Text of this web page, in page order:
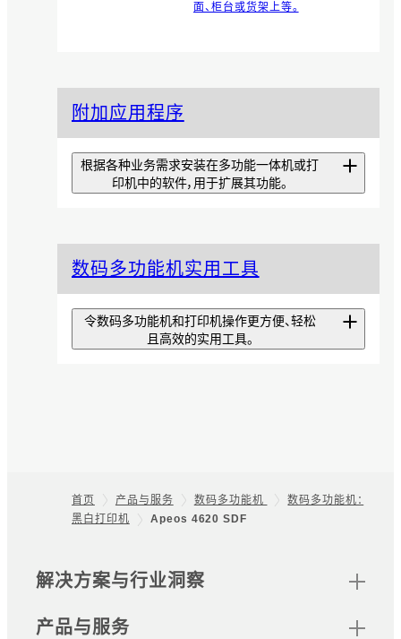
面、柜台或货架上等。
附加应用程序
根据各种业务需求安装在多功能一体机或打
印机中的软件，用于扩展其功能。
扫描专递精简版
从可优化扫描效率的工具
EzeScan Pro中仅提取基本功
能，让安装和操作更简单的应用程
序。
无纸化传真专递
存在文件夹中、转发和排序的应用
程序。
数码多功能机实用工具
令数码多功能机和打印机操作更方便、轻松
且高效的实用工具。
支持通过移动设备打印的软件。可
用移动设备操控复印、传真和扫描
Footer
首页 产品与服务 数码多功能机
数码多功能机：
黑白打印机
Apeos 4620 SDF
网站地图
解决方案与行业洞察
产品与服务